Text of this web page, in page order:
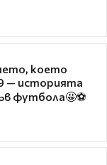
което
— историята
футбола🤩⚽